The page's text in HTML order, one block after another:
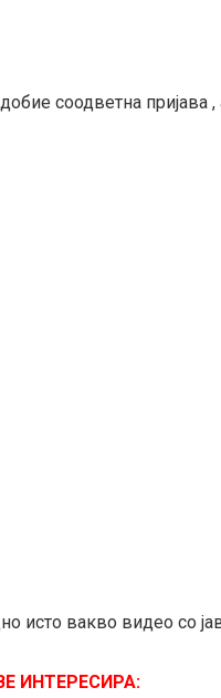
соодветна
исто вакво видео со
ИНТЕРЕСИРА: